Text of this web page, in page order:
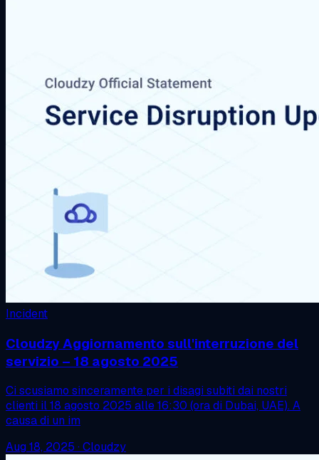
Incident
Cloudzy Aggiornamento sull'interruzione del
servizio – 18 agosto 2025
Ci scusiamo sinceramente per i disagi subiti dai nostri
clienti il 18 agosto 2025 alle 16:30 (ora di Dubai, UAE). A
causa di un im
Aug 18, 2025 · Cloudzy